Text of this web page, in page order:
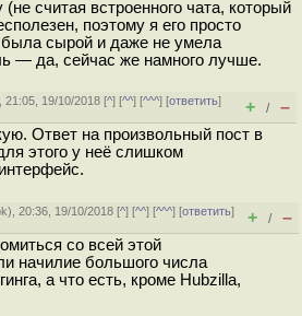
считая встроенного чата, который
поэтому я его просто
сырой и даже не умела
— да, сейчас же намного лучше.
21:05, 19/10/2018 [^] [^^] [^^^] [ответить]
+ / –
Ответ на произвольный пост в
этого у неё слишком
), 20:36, 19/10/2018 [^] [^^] [^^^] [ответить]
+ / –
со всей этой
начилие большого числа
а что есть, кроме Hubzilla,